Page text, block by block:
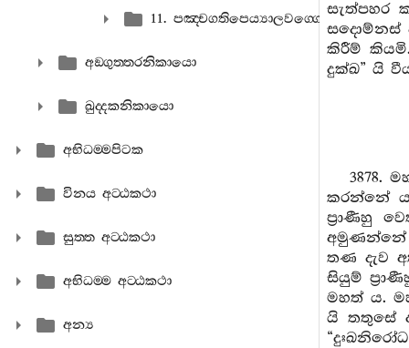
11. පඤ‍්චගතිපෙය්‍යාලවග‍්ගො
අඞ‍්ගුත‍්තරනිකායො
ඛුද‍්දකනිකායො
අභිධම‍්මපිටක
විනය අට‍්ඨකථා
සුත‍්ත අට‍්ඨකථා
අභිධම‍්ම අට‍්ඨකථා
අන්‍ය
සැත්පහර
සදොම්නස්
කිරීම් කියමි.
දුක්ඛ” යි
3878.
කරන්නේ
ප්‍රාණීහු
අමුණන්නේ
තණ දැව
සියුම්
මහත් ය.
යි තතුසේ